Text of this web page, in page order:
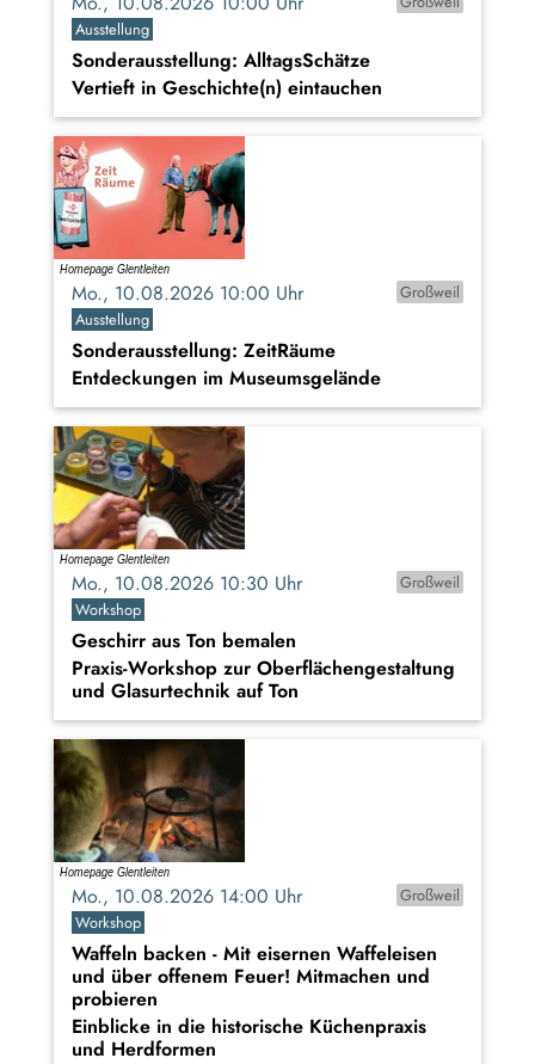
Ausstellung
Sonderausstellung: AlltagsSchätze
Vertieft in Geschichte(n) eintauchen
Mo., 10.08.2026 10:00 Uhr
Großweil
Ausstellung
Sonderausstellung: ZeitRäume
Entdeckungen im Museumsgelände
Mo., 10.08.2026 10:30 Uhr
Großweil
Workshop
Geschirr aus Ton bemalen
Praxis-Workshop zur Oberflächengestaltung
und Glasurtechnik auf Ton
Mo., 10.08.2026 14:00 Uhr
Großweil
Workshop
Waffeln backen - Mit eisernen Waffeleisen
und über offenem Feuer! Mitmachen und
probieren
Einblicke in die historische Küchenpraxis
und Herdformen